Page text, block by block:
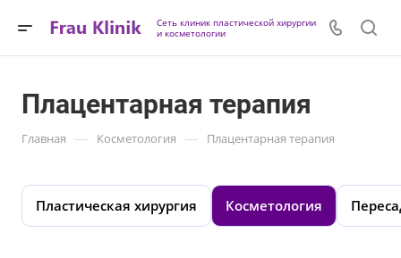
Сеть клиник пластической хирургии
и косметологии
Плацентарная терапия
Главная — Косметология — Плацентарная терапия
Пластическая хирургия Косметология